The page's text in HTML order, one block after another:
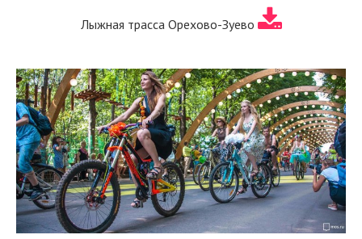
Лыжная трасса Орехово-Зуево